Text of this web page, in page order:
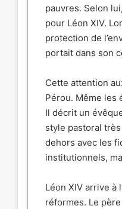
pauvres. Selon
pour Léon XIV.
protection de
portait dans son
Cette attention
Pérou. Même les
Il décrit un
style pastoral
dehors avec les
institutionnels,
Léon XIV arrive à
réformes. Le